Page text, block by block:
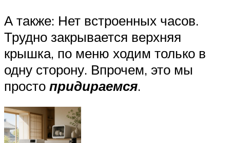
А также: Нет встроенных часов.
Трудно закрывается верхняя
крышка, по меню ходим только в
одну сторону. Впрочем, это мы
просто придираемся.